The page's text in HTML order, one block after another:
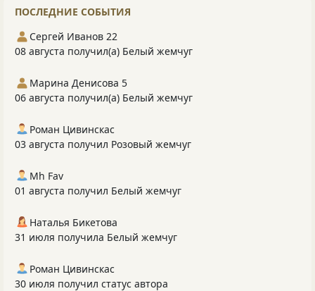
ПОСЛЕДНИЕ СОБЫТИЯ
Сергей Иванов 22
08 августа получил(а) Белый жемчуг
Марина Денисова 5
06 августа получил(а) Белый жемчуг
Роман Цивинскас
03 августа получил Розовый жемчуг
Mh Fav
01 августа получил Белый жемчуг
Наталья Бикетова
31 июля получила Белый жемчуг
Роман Цивинскас
30 июля получил статус автора